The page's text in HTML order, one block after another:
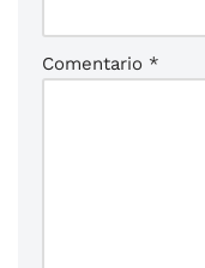
Comentario *